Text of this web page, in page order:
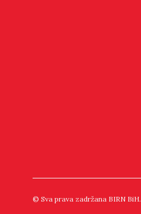
© Sva prava zadržana BIRN BiH.